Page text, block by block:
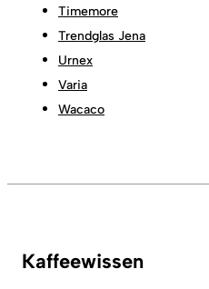
Timemore
Trendglas Jena
Urnex
Varia
Wacaco
Kaffeewissen